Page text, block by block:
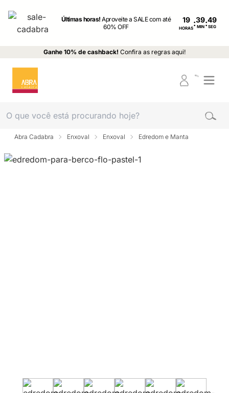
Últimas horas!Aproveite a SALE com até
60% OFF
19
HORAS: MIN : SEG
Ganhe 10% de cashback! Confira as regras aqui!
Abra Cadabra Enxoval Enxoval Edredom e Manta